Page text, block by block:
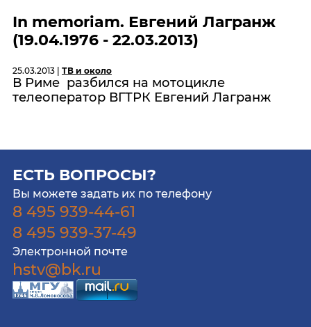
In memoriam. Евгений Лагранж
(19.04.1976 - 22.03.2013)
25.03.2013 | ТВ и около
В Риме разбился на мотоцикле
телеоператор ВГТРК Евгений Лагранж
ЕСТЬ ВОПРОСЫ?
Вы можете задать их по телефону
8 495 939-44-61
8 495 939-37-49
Электронной почте
hstv@bk.ru